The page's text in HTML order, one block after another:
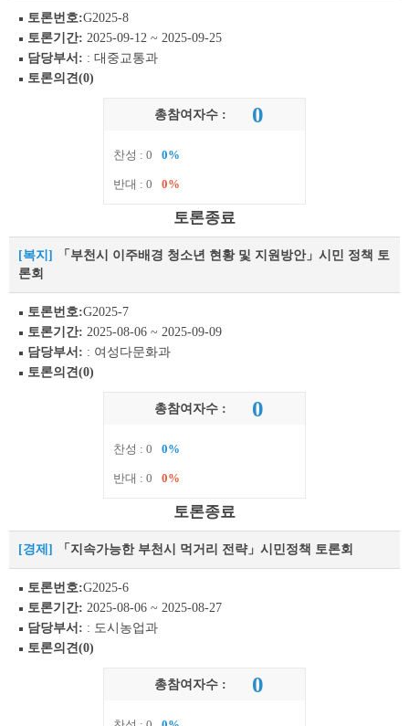
토론번호:G2025-8
토론기간: 2025-09-12 ~ 2025-09-25
담당부서: : 대중교통과
토론의견(0)
총참여자수 : 0
찬성 : 0 0%
반대 : 0 0%
토론종료
[복지]
「부천시 이주배경 청소년 현황 및 지원방안」시민 정책 토
론회
토론번호:G2025-7
토론기간: 2025-08-06 ~ 2025-09-09
담당부서: : 여성다문화과
토론의견(0)
총참여자수 : 0
찬성 : 0 0%
반대 : 0 0%
토론종료
[경제] 「지속가능한 부천시 먹거리 전략」시민정책 토론회
토론번호:G2025-6
토론기간: 2025-08-06 ~ 2025-08-27
담당부서: : 도시농업과
토론의견(0)
총참여자수 : 0